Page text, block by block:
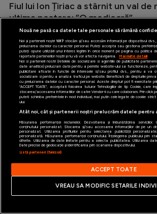
Fiul lui Ion Țiriac a stârnit un val de
ultima postare: ”O mediocră”
Ion Țiriac| 04 Mai 2026, 10:19
Nouă ne pasă ca datele tale personale să rămână
Noi și partenerii noștri 1017stocăm și/sau accesăm informații pe dispozitivul dvs.,
prelucrarea datelor cu caracter personal. Puteți accepta sau gestiona
puteți opune utilizării unui interes legitim în orice moment pe pagina cu politica
raportate partenerilor noștri și nu vă vor afecta navigarea.
Mai multe detalii
Noi si partenerii nostri (retelele de socializare si agentiile de publicitate
date analitice) prelucram date pentru a permite website-ului sa functioneze,
publicitare afisate in functie de interesele si/sau profilul dvs., pentru a va
socializare si pentru a analiza traficul pe website. Beneficiati de drepturile
cu prelucrarea datelor cu caracter personal. Aceste drepturi pot fi exercitate
“ACCEPT TOATE”, acceptati folosirea tuturor Tehnologiilor de tip Cookie, care
stocarea/accesarea informatiilor de catre Vendor-ii cu care colaboram. Prin click pe
puteti schimba preferintele in mod individual, mai putin cele legate de cookie
ului.
Atât noi, cât și partenerii noștri prelucrăm datele pentru
Măsurarea performanței reclamelor. Dezvoltarea și îmbunătățirea
conținutului personalizat. Stocarea și/sau accesarea informațiilor de pe un
personalizat. Utilizarea profilurilor pentru selectarea publicității
personalizată. Măsurarea performanței conținutului. Înțelegerea publicului prin
diferite. Utilizarea de date limitate pentru a selecta publicitatea. Utilizarea
Date precise de geolocație și identificarea prin scanarea dispozitivului.
Listă parteneri (furnizori)
ACCEPT TOATE
VREAU SA MODIFIC SETARILE